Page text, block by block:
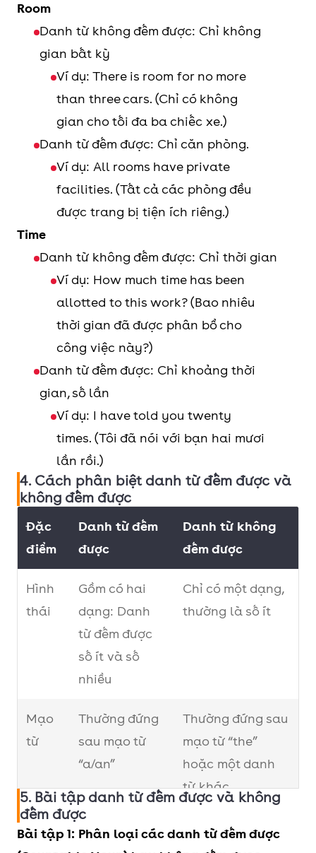
Room
Danh từ không đếm được: Chỉ không
gian bất kỳ
Ví dụ: There is room for no more
than three cars. (Chỉ có không
gian cho tối đa ba chiếc xe.)
Danh từ đếm được: Chỉ căn phòng.
Ví dụ: All rooms have private
facilities. (Tất cả các phòng đều
được trang bị tiện ích riêng.)
Time
Danh từ không đếm được: Chỉ thời gian
Ví dụ: How much time has been
allotted to this work? (Bao nhiêu
thời gian đã được phân bổ cho
công việc này?)
Danh từ đếm được: Chỉ khoảng thời
gian, số lần
Ví dụ: I have told you twenty
times. (Tôi đã nói với bạn hai mươi
lần rồi.)
4. Cách phân biệt danh từ đếm được và
không đếm được
Đặc
điểm
Danh từ đếm
được
Danh từ không
đếm được
Hình
thái
Gồm có hai
dạng: Danh
từ đếm được
số ít và số
nhiều
Chỉ có một dạng,
thường là số ít
Mạo
từ
Thường đứng
sau mạo từ
“a/an”
Thường đứng sau
mạo từ “the”
hoặc một danh
từ khác
Cách
định
Đi kèm các từ
chỉ số đếm
Đi kèm các danh
từ chỉ đơn vị đo
5. Bài tập danh từ đếm được và không
đếm được
Bài tập 1: Phân loại các danh từ đếm được